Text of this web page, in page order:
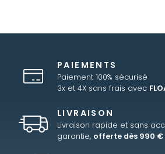
PAIEMENTS
Paiement 100% sécurisé
3x et 4X sans frais avec
LIVRAISON
Livraison rapide et sans
garantie, offerte dès 990 €